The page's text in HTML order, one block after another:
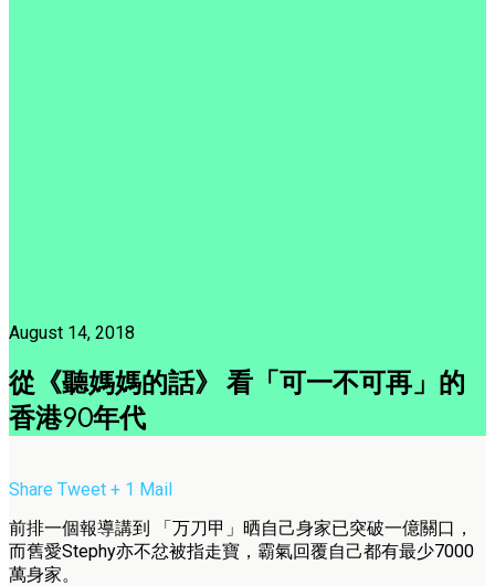
August 14, 2018
從《聽媽媽的話》 看「可一不可再」的
香港90年代
Share Tweet + 1 Mail
前排一個報導講到 「万刀甲」晒自己身家已突破一億關口，
而舊愛Stephy亦不忿被指走寶，霸氣回覆自己都有最少7000
萬身家。